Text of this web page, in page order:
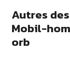
Autres
Mobil-
orb